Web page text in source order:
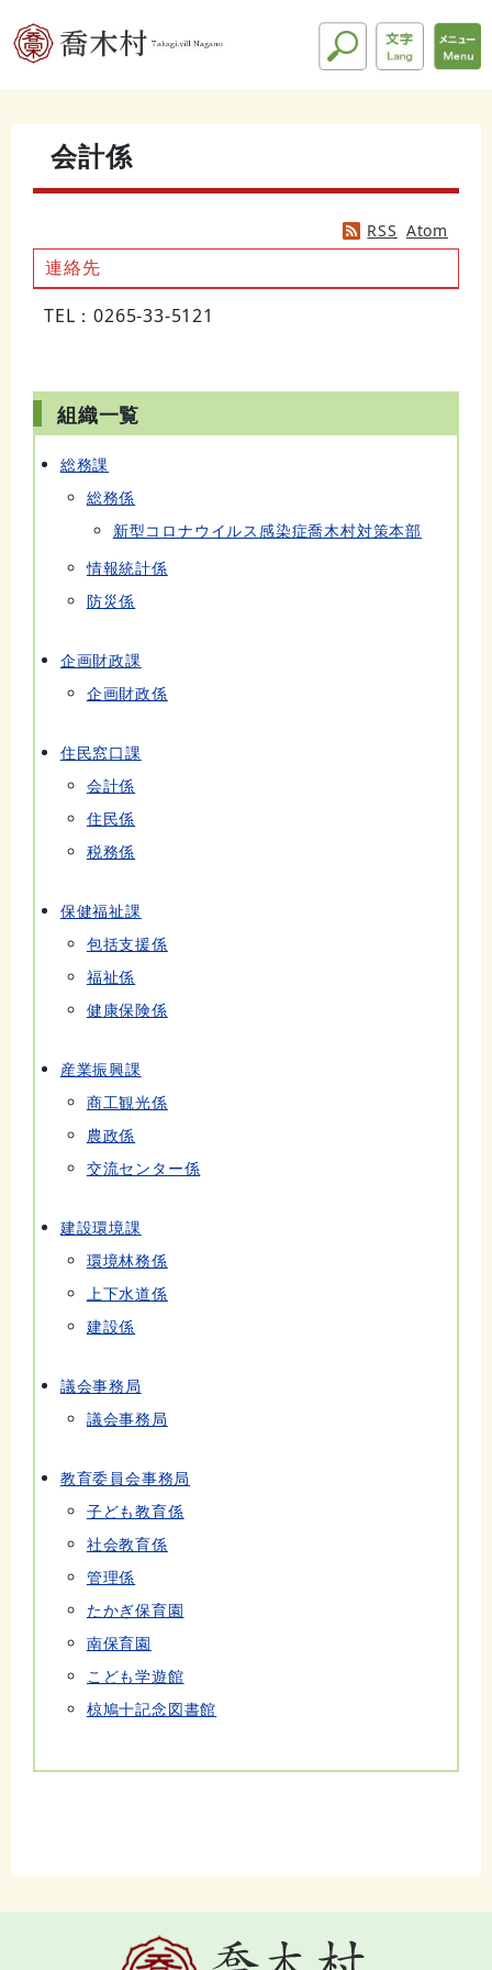
会計係
RSS Atom
連絡先
TEL：0265-33-5121
組織一覧
総務課
総務係
新型コロナウイルス感染症喬木村対策本部
情報統計係
防災係
企画財政課
企画財政係
住民窓口課
会計係
住民係
税務係
保健福祉課
包括支援係
福祉係
健康保険係
産業振興課
商工観光係
農政係
交流センター係
建設環境課
環境林務係
上下水道係
建設係
議会事務局
議会事務局
教育委員会事務局
子ども教育係
社会教育係
管理係
たかぎ保育園
南保育園
こども学遊館
椋鳩十記念図書館